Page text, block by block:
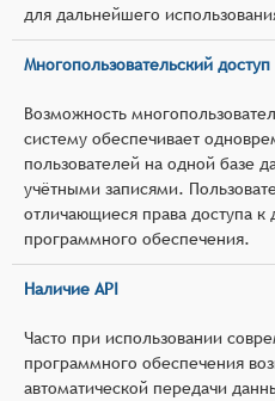
для дальнейшего
Многопользовательский доступ
Возможность
систему обеспечивает
пользователей на одной базе
учётными записями.
отличающиеся права доступа
программного обеспечения.
Наличие API
Часто при использовании
программного обеспечения
автоматической передачи